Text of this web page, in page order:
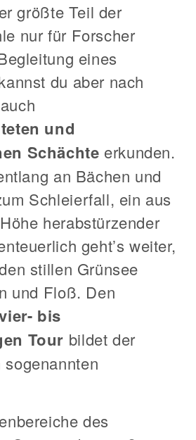
größte Teil der
nur für Forscher
eines
du aber nach
und
Schächte erkunden.
an Bächen und
Schleierfall, ein aus
herabstürzender
geht’s weiter,
stillen Grünsee
und Floß. Den
bis
Tour bildet der
des